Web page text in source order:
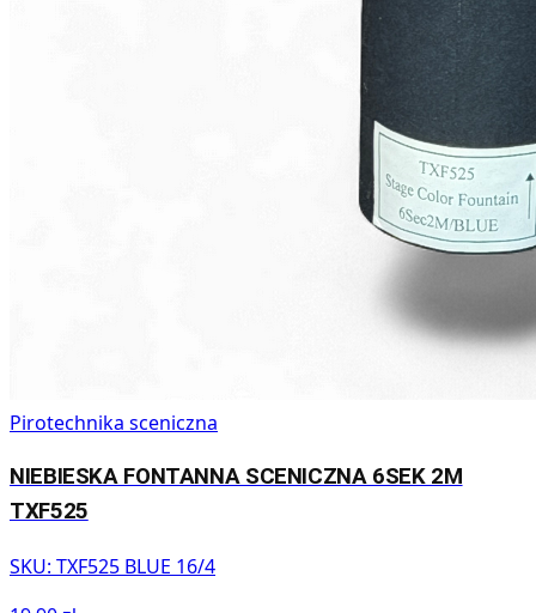
Pirotechnika sceniczna
NIEBIESKA FONTANNA SCENICZNA 6SEK 2M
TXF525
SKU: TXF525 BLUE 16/4